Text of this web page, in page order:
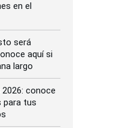
en el
será
aquí si
largo
conoce
para tus